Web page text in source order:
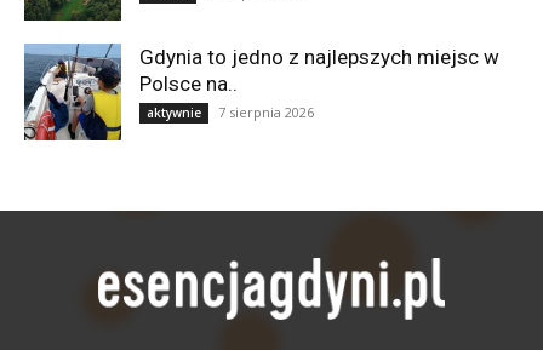
Gdynia to jedno z najlepszych miejsc w
Polsce na..
aktywnie 7 sierpnia 2026